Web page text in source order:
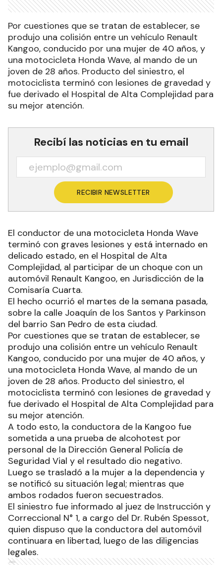
Por cuestiones que se tratan de establecer, se
produjo una colisión entre un vehículo Renault
Kangoo, conducido por una mujer de 40 años, y
una motocicleta Honda Wave, al mando de un
joven de 28 años. Producto del siniestro, el
motociclista terminó con lesiones de gravedad y
fue derivado el Hospital de Alta Complejidad para
su mejor atención.
Recibí las noticias en tu email
RECIBIR NEWSLETTER
El conductor de una motocicleta Honda Wave
terminó con graves lesiones y está internado en
delicado estado, en el Hospital de Alta
Complejidad, al participar de un choque con un
automóvil Renault Kangoo, en Jurisdicción de la
Comisaría Cuarta.
El hecho ocurrió el martes de la semana pasada,
sobre la calle Joaquín de los Santos y Parkinson
del barrio San Pedro de esta ciudad.
Por cuestiones que se tratan de establecer, se
produjo una colisión entre un vehículo Renault
Kangoo, conducido por una mujer de 40 años, y
una motocicleta Honda Wave, al mando de un
joven de 28 años. Producto del siniestro, el
motociclista terminó con lesiones de gravedad y
fue derivado el Hospital de Alta Complejidad para
su mejor atención.
A todo esto, la conductora de la Kangoo fue
sometida a una prueba de alcohotest por
personal de la Dirección General Policía de
Seguridad Vial y el resultado dio negativo.
Luego se trasladó a la mujer a la dependencia y
se notificó su situación legal; mientras que
ambos rodados fueron secuestrados.
El siniestro fue informado al juez de Instrucción y
Correccional N° 1, a cargo del Dr. Rubén Spessot,
quien dispuso que la conductora del automóvil
continuara en libertad, luego de las diligencias
legales.
Ads